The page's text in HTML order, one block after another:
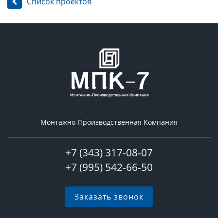
Монтажно-Производственная Компания
+7 (343) 317-08-07
+7 (995) 542-66-50
Заказать звонок